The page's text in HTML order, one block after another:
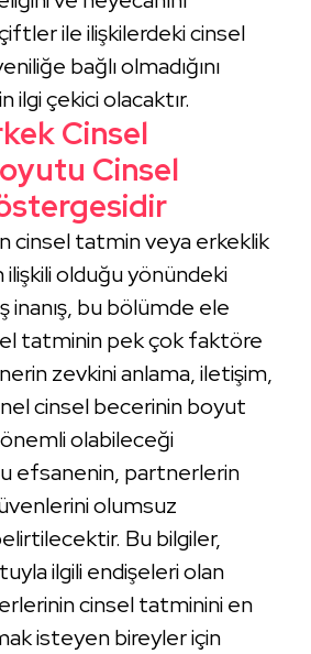
ile ilişkilerdeki cinsel
bağlı olmadığını
ilgi çekici olacaktır.
Cinsel
Cinsel
cinsel tatmin veya erkeklik
olduğu yönündeki
inanış, bu bölümde ele
tatminin pek çok faktöre
zevkini anlama, iletişim,
cinsel becerinin boyut
olabileceği
efsanenin, partnerlerin
olumsuz
Bu bilgiler,
ilgili endişeleri olan
cinsel tatminini en
isteyen bireyler için